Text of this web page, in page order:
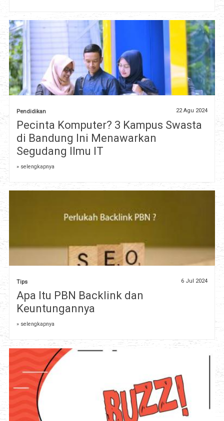
Pendidikan 22 Agu 2024
Pecinta Komputer? 3 Kampus Swasta
di Bandung Ini Menawarkan
Segudang Ilmu IT
» selengkapnya
Tips 6 Jul 2024
Apa Itu PBN Backlink dan
Keuntungannya
» selengkapnya